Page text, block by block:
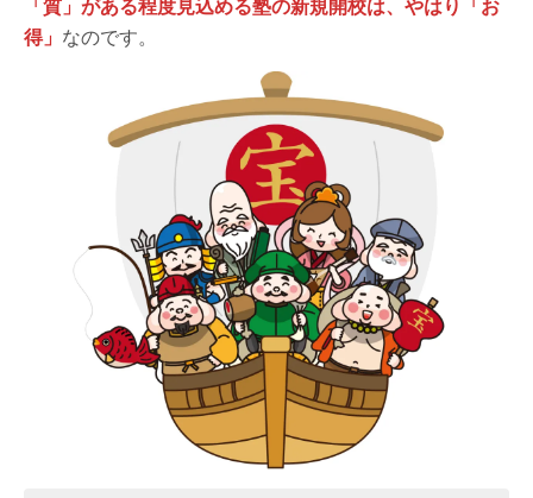
「質」がある程度見込める塾の新規開校は、やはり「お
得」 なのです。